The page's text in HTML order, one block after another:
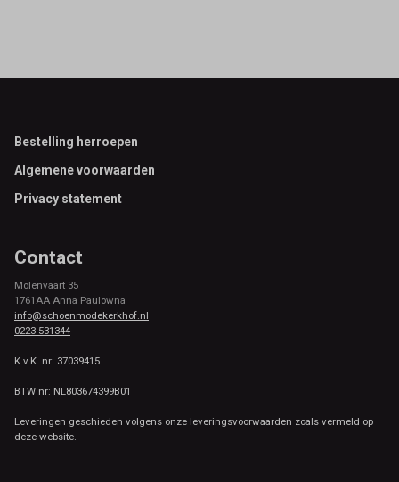
Footer
Bestelling herroepen
Algemene voorwaarden
Privacy statement
Contact
Molenvaart 35
1761AA Anna Paulowna
info@schoenmodekerkhof.nl
0223-531344
K.v.K. nr: 37039415
BTW nr: NL803674399B01
Leveringen geschieden volgens onze leveringsvoorwaarden zoals vermeld op
deze website.